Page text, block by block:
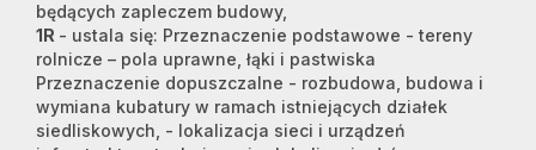
będących zapleczem budowy,
1R - ustala się: Przeznaczenie podstawowe - tereny
rolnicze – pola uprawne, łąki i pastwiska
Przeznaczenie dopuszczalne - rozbudowa, budowa i
wymiana kubatury w ramach istniejących działek
siedliskowych, - lokalizacja sieci i urządzeń